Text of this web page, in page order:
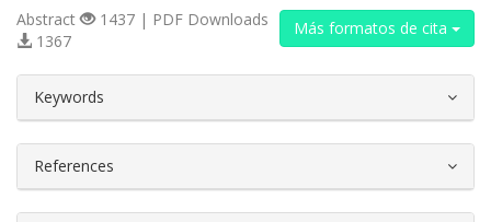
Más formatos de cita
Abstract
1437 | PDF Downloads
1367
Keywords
References